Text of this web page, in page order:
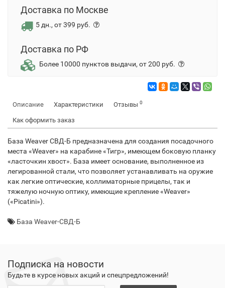
Доставка по Москве
5 дн., от 399 руб.
Доставка по РФ
Более 10000 пунктов выдачи, от 200 руб.
Описание Характеристики Отзывы 0
Как оформить заказ
База Weaver СВД-Б предназначена для создания посадочного
места «Weaver» на карабине «Тигр», имеющем боковую планку
«ласточкин хвост». База имеет основание, выполненное из
легированной стали, что позволяет устанавливать на оружие
как легкие оптические, коллиматорные прицелы, так и
тяжелую ночную оптику, имеющие крепление «Weaver»
(«Picatini»).
База Weaver-СВД-Б
Подписка на новости
Будьте в курсе новых акций и спецпредложений!